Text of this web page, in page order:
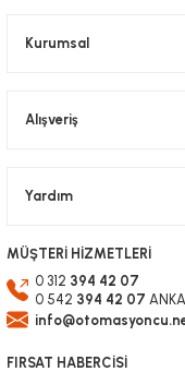
Kurumsal
Alışveriş
Yardım
MÜŞTERİ HİZMETLERİ
0 312 394 42 07
0 542 394 42 07
FIRSAT HABERCİSİ